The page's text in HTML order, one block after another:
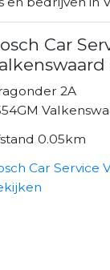
Car
2A
0.05km
Car Service